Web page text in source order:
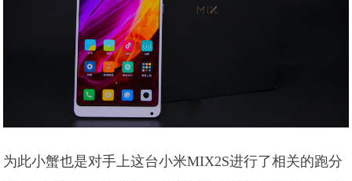
为此小蟹也是对手上这台小米MIX2S进行了相关的跑分